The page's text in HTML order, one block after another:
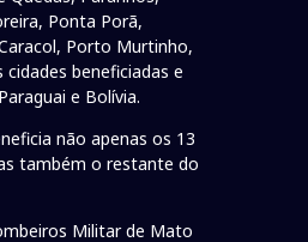
Ponta Porã,
Porto Murtinho,
beneficiadas e
e Bolívia.
não apenas os 13
também o restante do
Militar de Mato